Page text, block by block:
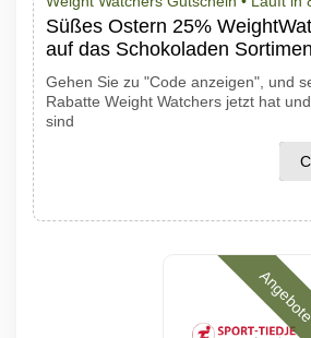
Süßes Ostern 25%
auf das Schokoladen
Gehen Sie zu "Code anzeigen", und
Rabatte Weight Watchers jetzt hat
sind